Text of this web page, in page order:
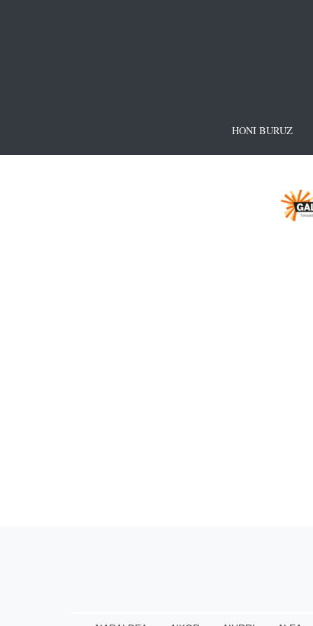
HONI BURUZ